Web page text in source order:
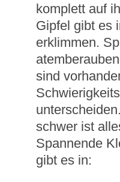
komplett auf
Gipfel gibt es
erklimmen.
sind
schwer ist
Spannende
gibt es in: